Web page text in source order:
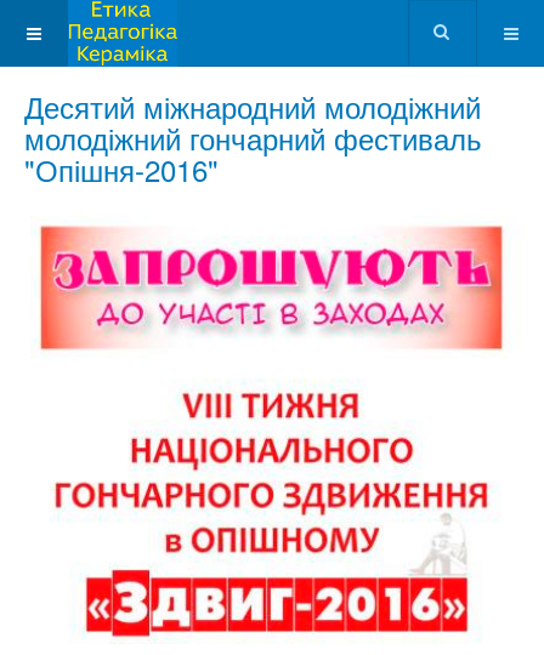
Десятий міжнародний молодіжний
молодіжний гончарний фестиваль
"Опішня-2016"